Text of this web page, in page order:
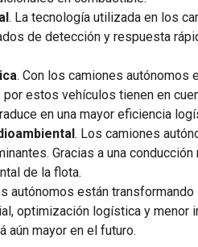
. La tecnología utilizada en los
de detección y respuesta
. Con los camiones autónomos
estos vehículos tienen en
en una mayor eficiencia
. Los camiones
Gracias a una
de la flota.
autónomos están
optimización logística y menor
aún mayor en el futuro.